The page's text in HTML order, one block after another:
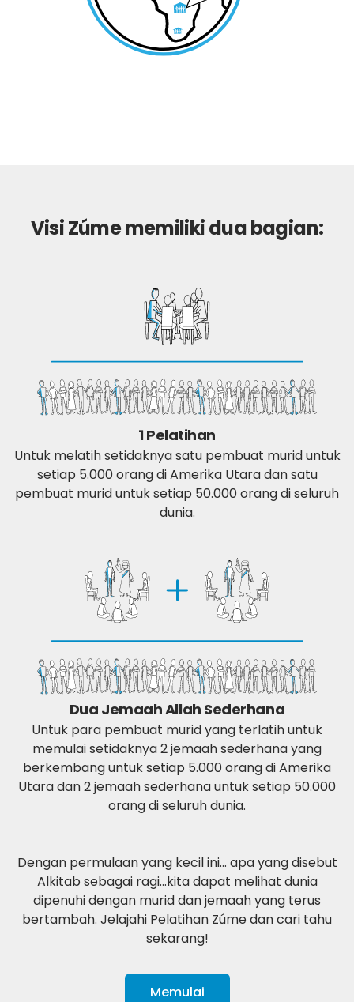
Visi Zúme memiliki dua bagian:
1 Pelatihan
Untuk melatih setidaknya satu pembuat murid untuk
setiap 5.000 orang di Amerika Utara dan satu
pembuat murid untuk setiap 50.000 orang di seluruh
dunia.
Dua Jemaah Allah Sederhana
Untuk para pembuat murid yang terlatih untuk
memulai setidaknya 2 jemaah sederhana yang
berkembang untuk setiap 5.000 orang di Amerika
Utara dan 2 jemaah sederhana untuk setiap 50.000
orang di seluruh dunia.
Dengan permulaan yang kecil ini... apa yang disebut
Alkitab sebagai ragi...kita dapat melihat dunia
dipenuhi dengan murid dan jemaah yang terus
bertambah. Jelajahi Pelatihan Zúme dan cari tahu
sekarang!
Memulai